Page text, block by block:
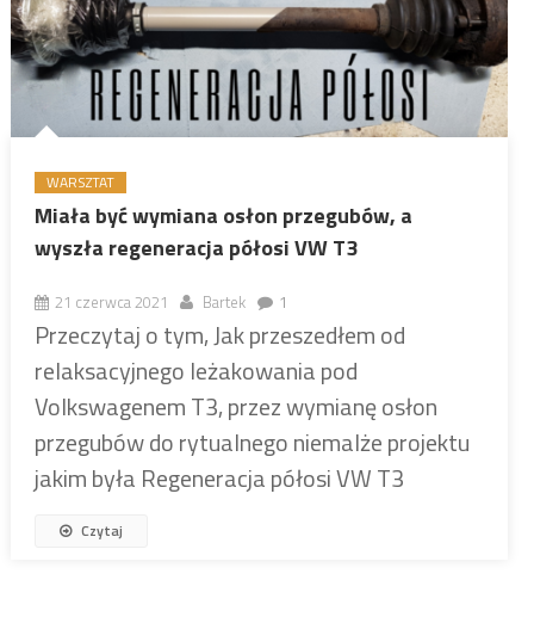
WARSZTAT
Miała być wymiana osłon przegubów, a
wyszła regeneracja półosi VW T3
21 czerwca 2021 Bartek 1
Przeczytaj o tym, Jak przeszedłem od
relaksacyjnego leżakowania pod
Volkswagenem T3, przez wymianę osłon
przegubów do rytualnego niemalże projektu
jakim była Regeneracja półosi VW T3
Czytaj